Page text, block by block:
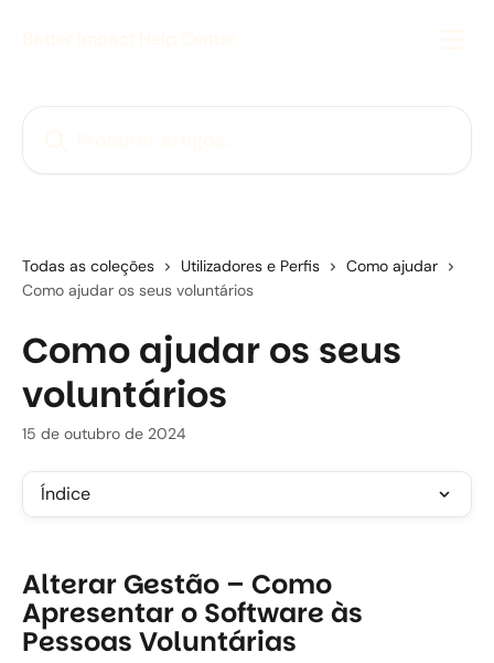
Todas as coleções Utilizadores e Perfis
Como ajudar
Como ajudar os seus voluntários
Como ajudar os seus
voluntários
15 de outubro de 2024
Índice
Alterar Gestão – Como
Apresentar o Software às
Pessoas Voluntárias